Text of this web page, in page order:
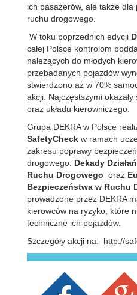
ich pasażerów, ale także dla
ruchu drogowego.
W toku poprzednich edycji
całej Polsce kontrolom
należących do młodych
przebadanych pojazdów
stwierdzono aż w 70%
akcji. Najczęstszymi
oraz układu kierowniczego.
Grupa DEKRA w Polsce
SafetyCheck w ramach
zakresu poprawy
drogowego: Dekady
Ruchu Drogowego oraz
Bezpieczeństwa w Ruchu
prowadzone przez DEKRA
kierowców na ryzyko, które
techniczne ich pojazdów.
Szczegóły akcji na: http://